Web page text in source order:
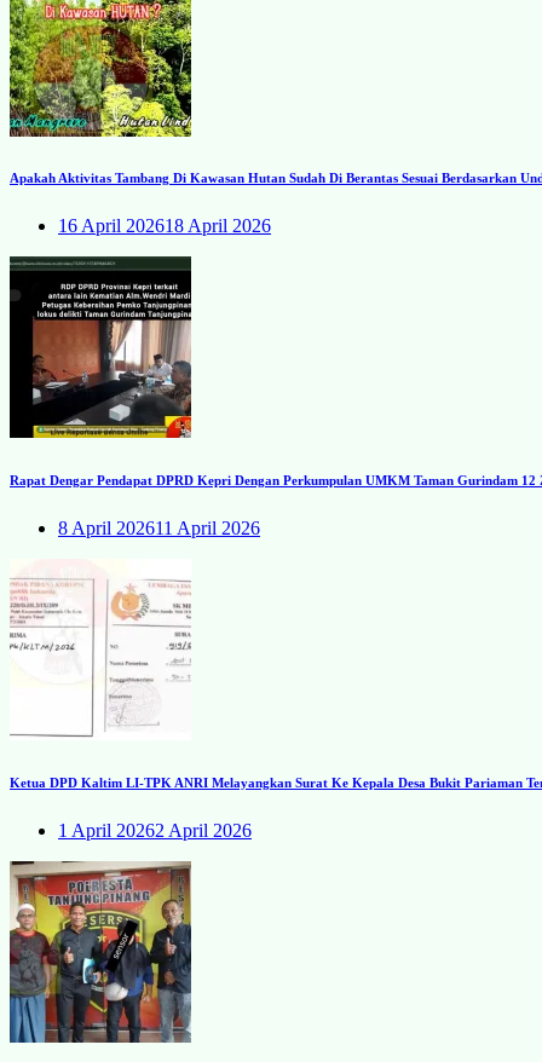
Apakah Aktivitas Tambang Di Kawasan Hutan Sudah Di Berantas Sesuai Berdasarkan
16 April 202618 April 2026
Rapat Dengar Pendapat DPRD Kepri Dengan Perkumpulan UMKM Taman Gurindam
8 April 202611 April 2026
Ketua DPD Kaltim LI-TPK ANRI Melayangkan Surat Ke Kepala Desa Bukit Pariaman
1 April 20262 April 2026